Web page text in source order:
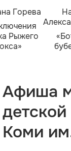
Горева
Рыжего
Афиша
Коми